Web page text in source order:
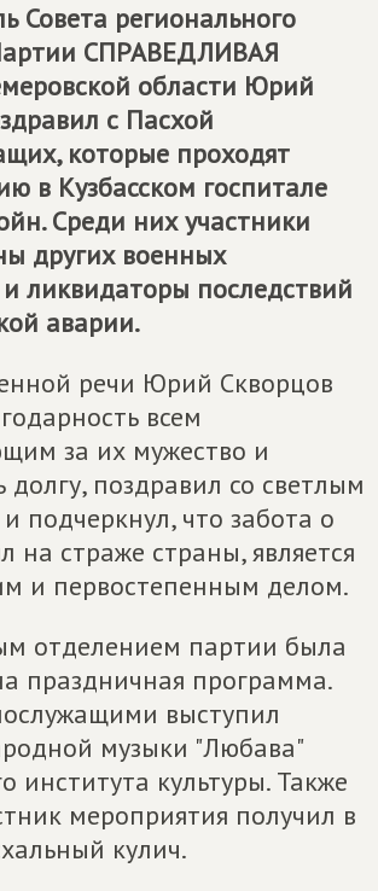
Совета регионального
СПРАВЕДЛИВАЯ
области Юрий
с Пасхой
которые проходят
в Кузбасском госпитале
Среди них участники
других военных
ликвидаторы последствий
аварии.
речи Юрий Скворцов
всем
за их мужество и
долгу, поздравил со светлым
подчеркнул, что забота о
на страже страны, является
и первостепенным делом.
отделением партии была
праздничная программа.
выступил
музыки "Любава"
института культуры. Также
мероприятия получил в
кулич.